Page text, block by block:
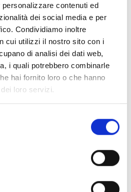
contenuti ed
dei social media e per
Condividiamo inoltre
cui utilizzi il nostro sito con i
di analisi dei dati web,
i quali potrebbero combinarle
hai fornito loro o che hanno
loro servizi.
metálicos das centrais,
quando não são
necessárias funções
específicas. Ideal para
manter a estética e a
proteção do sistema.
nas seguintes